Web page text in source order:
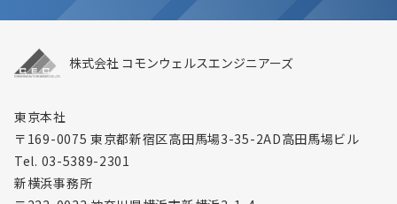
株式会社 コモンウェルスエンジニアーズ
東京本社
〒169-0075 東京都新宿区高田馬場3-35-2AD高田馬場ビル
Tel. 03-5389-2301
新横浜事務所